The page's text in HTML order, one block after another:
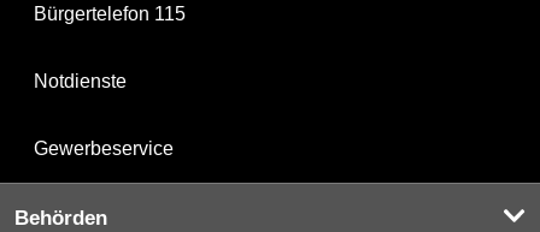
Bürgertelefon 115
Notdienste
Gewerbeservice
Behörden